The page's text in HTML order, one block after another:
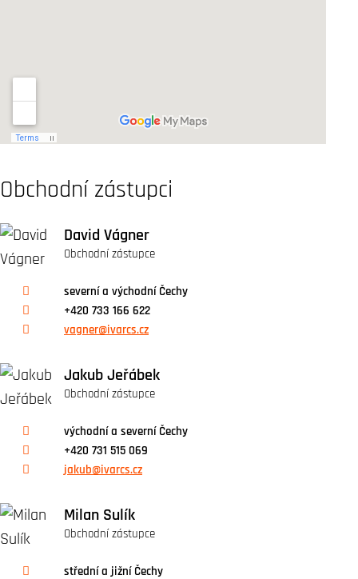
Obchodní zástupci
David Vágner
Obchodní zástupce
severní a východní Čechy
+420 733 166 622
vagner@ivarcs.cz
Jakub Jeřábek
Obchodní zástupce
východní a severní Čechy
+420 731 515 069
jakub@ivarcs.cz
Milan Sulík
Obchodní zástupce
střední a jižní Čechy